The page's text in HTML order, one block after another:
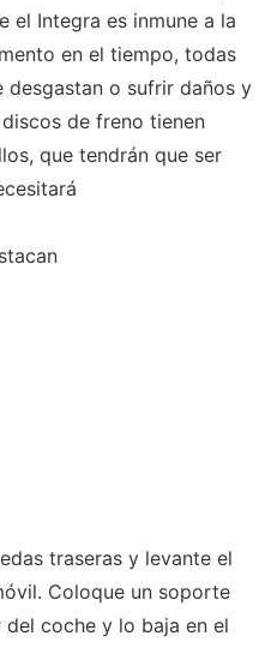
el Integra es inmune a la
en el tiempo, todas
desgastan o sufrir daños y
de freno tienen
que tendrán que ser
traseras y levante el
Coloque un soporte
coche y lo baja en el